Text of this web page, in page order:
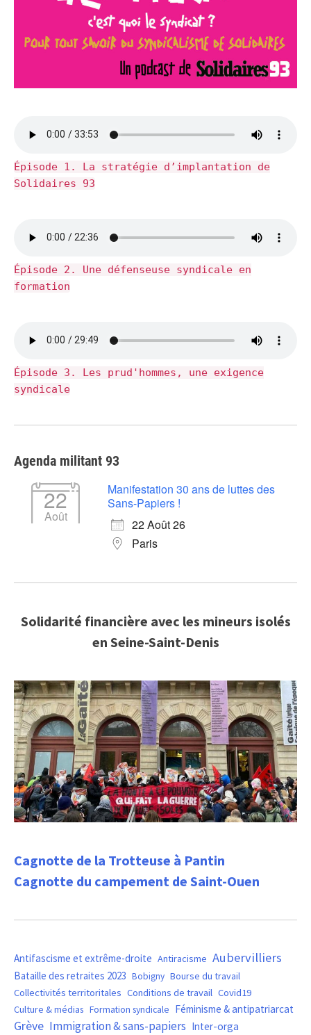
Épisode 1. La stratégie d’implantation de
Solidaires 93
Épisode 2. Une défenseuse syndicale en
formation
Épisode 3. Les prud'hommes, une exigence
syndicale
Agenda militant 93
22
Août
Manifestation 30 ans de luttes des
Sans-Papiers !
22 Août 26
Paris
Solidarité financière avec les mineurs isolés
en Seine-Saint-Denis
Cagnotte de la Trotteuse à Pantin
Cagnotte du campement de Saint-Ouen
Antifascisme et extrême-droite Antiracisme Aubervilliers
Bataille des retraites 2023 Bobigny Bourse du travail
Collectivités territoritales Conditions de travail Covid19
Culture & médias Formation syndicale Féminisme & antipatriarcat
Grève Immigration & sans-papiers Inter-orga